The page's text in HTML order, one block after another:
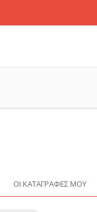
ΟΙ ΚΑΤΑΓΡΑΦΈΣ ΜΟΥ